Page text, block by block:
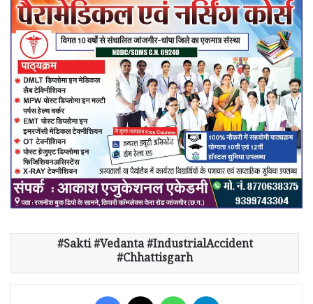
Sakti #Vedanta #IndustrialAccident
#Chhattisgarh
Facebook WhatsApp